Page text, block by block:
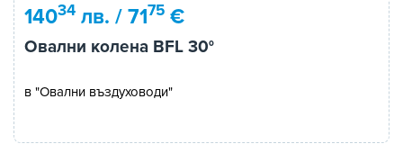
14034 лв. / 7175 €
Овални колена BFL 30°
в "Овални въздуховоди"